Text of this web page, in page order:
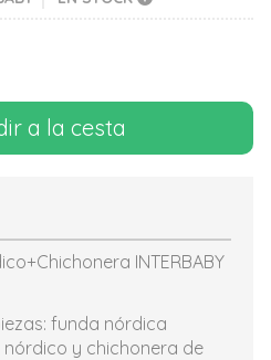
a la cesta
INTERBABY
funda nórdica
y chichonera de